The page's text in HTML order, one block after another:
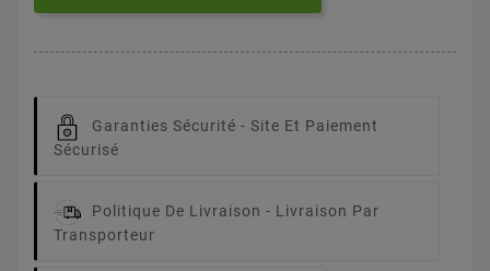
Garanties Sécurité - Site Et Paiement
Sécurisé
Politique De Livraison - Livraison Par
Transporteur